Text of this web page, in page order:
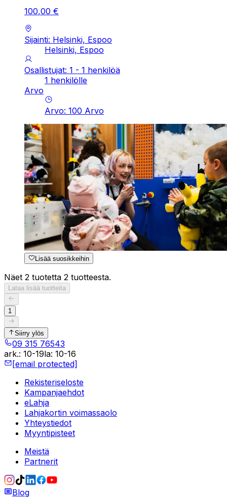
100,00 €
Sijainti: Helsinki, Espoo
Helsinki, Espoo
Osallistujat: 1 - 1 henkilöä
1 henkilölle
Arvo
Arvo: 100 Arvo
Lisää suosikkeihin
Näet 2 tuotetta 2 tuotteesta.
Lataa lisää tuotteita
1
Siirry ylös
09 315 76543
ark.: 10-19la: 10-16
[email protected]
Rekisteriseloste
Kampanjaehdot
eLahja
Lahjakortin voimassaolo
Yhteystiedot
Myyntipisteet
Meistä
Partnerit
Blog